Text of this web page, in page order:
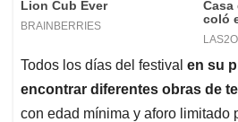
Todos los días del festival en su
encontrar diferentes obras de
con edad mínima y aforo limitado